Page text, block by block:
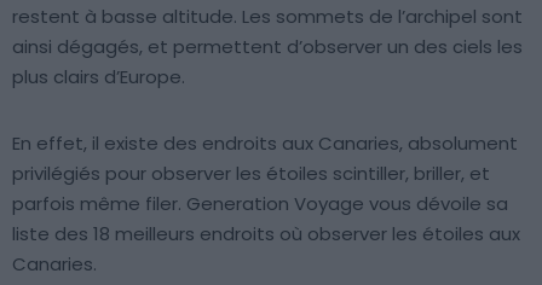
restent à basse altitude. Les sommets de l’archipel sont
ainsi dégagés, et permettent d’observer un des ciels les
plus clairs d’Europe.
En effet, il existe des endroits aux Canaries, absolument
privilégiés pour observer les étoiles scintiller, briller, et
parfois même filer. Generation Voyage vous dévoile sa
liste des 18 meilleurs endroits où observer les étoiles aux
Canaries.